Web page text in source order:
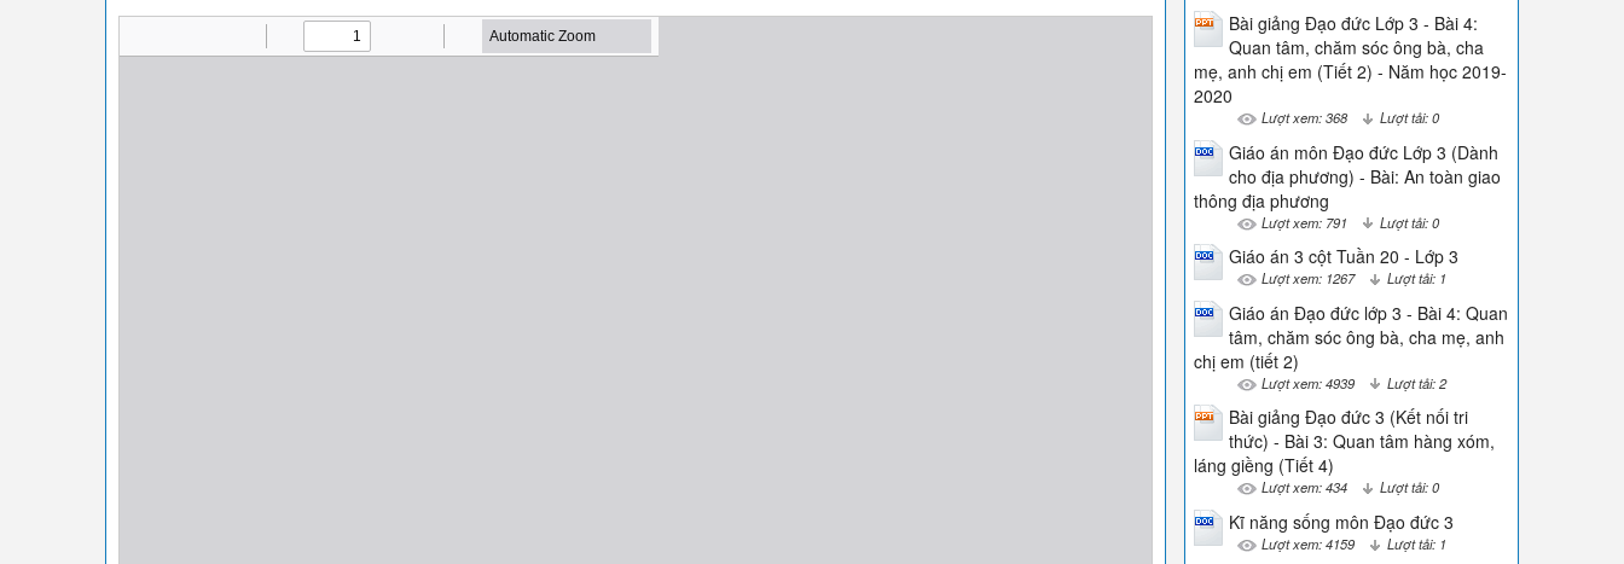
Bài giảng Đạo đức Lớp 3 - Bài 4:
Quan tâm, chăm sóc ông bà, cha
mẹ, anh chị em (Tiết 2) - Năm học 2019-
2020
Lượt xem: 368 Lượt tải: 0
Giáo án môn Đạo đức Lớp 3 (Dành
cho địa phương) - Bài: An toàn giao
thông địa phương
Lượt xem: 791 Lượt tải: 0
Giáo án 3 cột Tuần 20 - Lớp 3
Lượt xem: 1267 Lượt tải: 1
Giáo án Đạo đức lớp 3 - Bài 4: Quan
tâm, chăm sóc ông bà, cha mẹ, anh
chị em (tiết 2)
Lượt xem: 4939 Lượt tải: 2
Bài giảng Đạo đức 3 (Kết nối tri
thức) - Bài 3: Quan tâm hàng xóm,
láng giềng (Tiết 4)
Lượt xem: 434 Lượt tải: 0
Kĩ năng sống môn Đạo đức 3
Lượt xem: 4159 Lượt tải: 1